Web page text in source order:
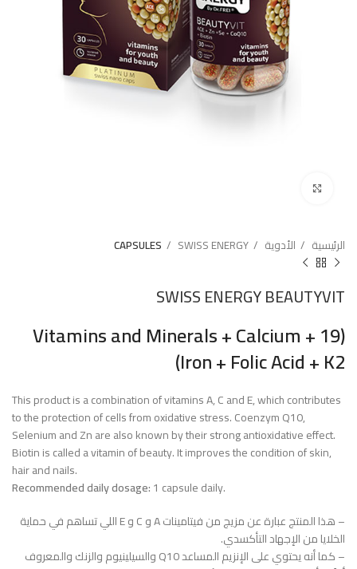
الرئيسية الأدوية SWISS ENERGY
CAPSULES
SWISS ENERGY BEAUTYVIT
(19 Vitamins and Minerals + Calcium +
Iron + Folic Acid + K2)
This product is a combination of vitamins A, C and E, which contributes
to the protection of cells from oxidative stress. Coenzym Q10,
Selenium and Zn are also known by their strong antioxidative effect.
Biotin is called a vitamin of beauty. It improves the condition of skin,
hair and nails.
Recommended daily dosage:1 capsule daily.
– هذا المنتج عبارة عن مزيج من فيتامينات A و C و E اللي تساهم في حماية
الخلايا من الإجهاد التأكسدي.
– كما أنه يحتوي على الإنزيم المساعد Q10 والسيلينيوم والزنك والمعروف